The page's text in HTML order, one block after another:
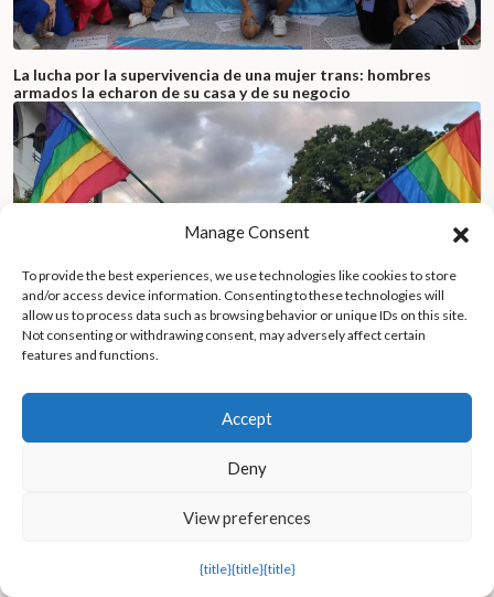
La lucha por la supervivencia de una mujer trans: hombres
armados la echaron de su casa y de su negocio
Los grupos armados amenazan con la «limpieza social» de las
Manage Consent
To provide the best experiences, we use technologies like cookies to store
and/or access device information. Consenting to these technologies will
allow us to process data such as browsing behavior or unique IDs on this site.
Not consenting or withdrawing consent, may adversely affect certain
features and functions.
Accept
Deny
View preferences
{title}{title}{title}